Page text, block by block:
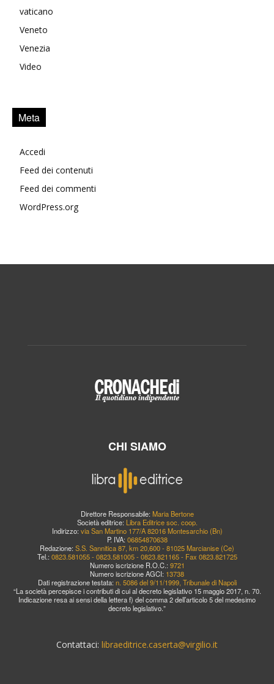
vaticano
Veneto
Venezia
Video
Meta
Accedi
Feed dei contenuti
Feed dei commenti
WordPress.org
CHI SIAMO
Direttore Responsabile: Maria Bertone
Società editrice: Libra Editrice soc. coop.
Indirizzo: via San Martino 177/A 82016 Montesarchio (Bn)
P. IVA: 06854870638
Redazione: S.S. Sannitica 87, km 20,600 - 81025 Marcianise (Ce)
Tel.: 0823.581055 - 0823.581005 - 0823.821165 - Fax 0823.821725
Numero iscrizione R.O.C.: 9721
Numero iscrizione AGCI: 13738
Dati registrazione testata: n. 5086 del 9/11/1999, Tribunale di Napoli
“La società percepisce i contributi di cui al decreto legislativo 15 maggio 2017, n. 70.
Indicazione resa ai sensi della lettera f) del comma 2 dell’articolo 5 del medesimo
decreto legislativo.”
Contattaci: libraeditrice.caserta@virgilio.it